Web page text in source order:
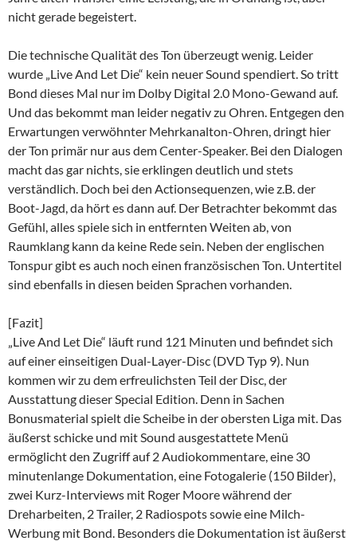
nicht gerade begeistert.
Die technische Qualität des Ton überzeugt wenig. Leider
wurde „Live And Let Die“ kein neuer Sound spendiert. So tritt
Bond dieses Mal nur im Dolby Digital 2.0 Mono-Gewand auf.
Und das bekommt man leider negativ zu Ohren. Entgegen den
Erwartungen verwöhnter Mehrkanalton-Ohren, dringt hier
der Ton primär nur aus dem Center-Speaker. Bei den Dialogen
macht das gar nichts, sie erklingen deutlich und stets
verständlich. Doch bei den Actionsequenzen, wie z.B. der
Boot-Jagd, da hört es dann auf. Der Betrachter bekommt das
Gefühl, alles spiele sich in entfernten Weiten ab, von
Raumklang kann da keine Rede sein. Neben der englischen
Tonspur gibt es auch noch einen französischen Ton. Untertitel
sind ebenfalls in diesen beiden Sprachen vorhanden.
[Fazit]
„Live And Let Die“ läuft rund 121 Minuten und befindet sich
auf einer einseitigen Dual-Layer-Disc (DVD Typ 9). Nun
kommen wir zu dem erfreulichsten Teil der Disc, der
Ausstattung dieser Special Edition. Denn in Sachen
Bonusmaterial spielt die Scheibe in der obersten Liga mit. Das
äußerst schicke und mit Sound ausgestattete Menü
ermöglicht den Zugriff auf 2 Audiokommentare, eine 30
minutenlange Dokumentation, eine Fotogalerie (150 Bilder),
zwei Kurz-Interviews mit Roger Moore während der
Dreharbeiten, 2 Trailer, 2 Radiospots sowie eine Milch-
Werbung mit Bond. Besonders die Dokumentation ist äußerst